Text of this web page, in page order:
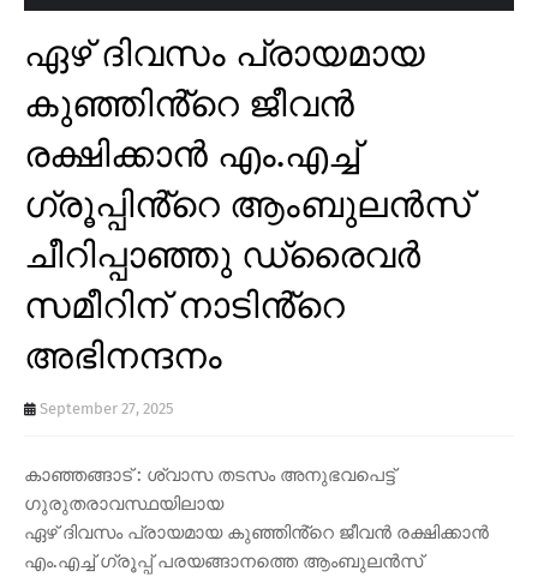
ഏഴ് ദിവസം പ്രായമായ
കുഞ്ഞിൻ്റെ ജീവൻ
രക്ഷിക്കാൻ എം.എച്ച്
ഗ്രൂപ്പിൻ്റെ ആംബുലൻസ്
ചീറിപ്പാഞ്ഞു ഡ്രൈവർ
സമീറിന് നാടിൻ്റെ
അഭിനന്ദനം
September 27, 2025
കാഞ്ഞങ്ങാട് : ശ്വാസ തടസം അനുഭവപെട്ട്
ഗുരുതരാവസ്ഥയിലായ
ഏഴ് ദിവസം പ്രായമായ കുഞ്ഞിൻ്റെ ജീവൻ രക്ഷിക്കാൻ
എം.എച്ച് ഗ്രൂപ്പ് പരയങ്ങാനത്തെ ആംബുലൻസ്